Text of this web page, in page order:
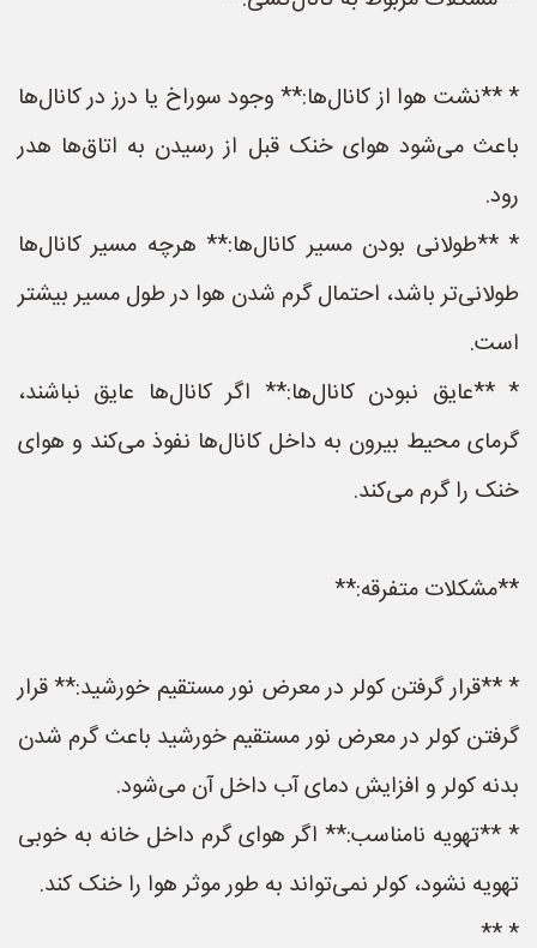
* **نشت هوا از کانال‌ها:** وجود سوراخ یا درز در کانال‌ها
باعث می‌شود هوای خنک قبل از رسیدن به اتاق‌ها هدر
رود.
* **طولانی بودن مسیر کانال‌ها:** هرچه مسیر کانال‌ها
طولانی‌تر باشد، احتمال گرم شدن هوا در طول مسیر بیشتر
است.
* **عایق نبودن کانال‌ها:** اگر کانال‌ها عایق نباشند،
گرمای محیط بیرون به داخل کانال‌ها نفوذ می‌کند و هوای
خنک را گرم می‌کند.
**مشکلات متفرقه:**
* **قرار گرفتن کولر در معرض نور مستقیم خورشید:** قرار
گرفتن کولر در معرض نور مستقیم خورشید باعث گرم شدن
بدنه کولر و افزایش دمای آب داخل آن می‌شود.
* **تهویه نامناسب:** اگر هوای گرم داخل خانه به خوبی
تهویه نشود، کولر نمی‌تواند به طور موثر هوا را خنک کند.
* **